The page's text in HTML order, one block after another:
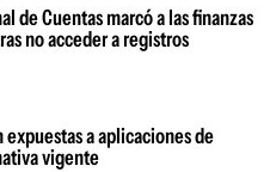
de Cuentas marcó a las finanzas
no acceder a registros
expuestas a aplicaciones de
vigente